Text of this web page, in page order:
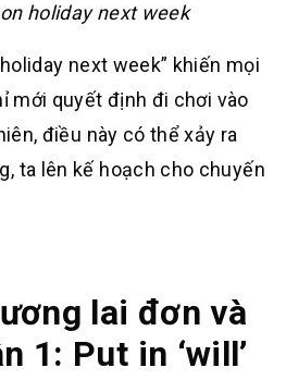
holiday next week
next week” khiến mọi
mới quyết định đi chơi vào
điều này có thể xảy ra
ta lên kế hoạch cho chuyến
lai đơn và
1: Put in ‘will’